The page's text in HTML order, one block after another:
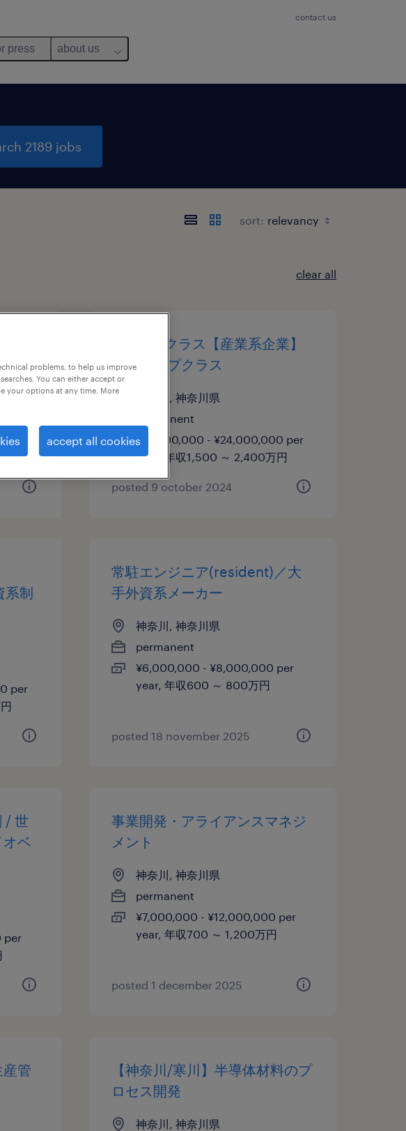
contact us
press about us
2189 jobs
sort:
clear all
cfo 役員クラス【産業系企業】
業界トップクラス
神奈川, 神奈川県
permanent
¥15,000,000 - ¥24,000,000 per
year, 年収1,500 ～ 2,400万円
posted 9 october 2024
系制
per
常駐エンジニア(resident)／大
手外資系メーカー
神奈川, 神奈川県
permanent
¥6,000,000 - ¥8,000,000 per
year, 年収600 ～ 800万円
posted 18 november 2025
/ 世
ベ
per
事業開発・アライアンスマネジ
メント
神奈川, 神奈川県
permanent
¥7,000,000 - ¥12,000,000 per
year, 年収700 ～ 1,200万円
posted 1 december 2025
産管
【神奈川/寒川】半導体材料のプ
ロセス開発
神奈川, 神奈川県
problems, to help us improve
You can either accept or
your options at any time. More
accept all cookies